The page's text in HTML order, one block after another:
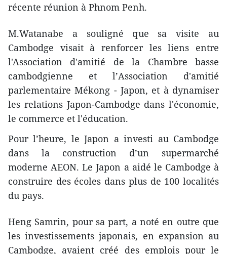
récente réunion à Phnom Penh.
M.Watanabe a ​souligné que sa visite au
Cambodge visait à renforcer les liens entre
l'Association d'amitié de la Chambre basse
cambodgienne et l’Association d'amitié
parlementaire Mékong - Japon, et à dynamiser
les relations Japon-Cambodge dans l'économie,
le commerce et l'éducation.
Pour l’heure, le Japon a investi au Cambodge
dans la construction d’un supermarché
moderne AEON. Le Japon a aidé le Cambodge à
construire des écoles dans plus de 100 localités
du pays.
Heng Samrin, pour sa part, a noté en outre que
les investissements japonais, en expansion au
Cambodge, avaient créé des emplois pour le